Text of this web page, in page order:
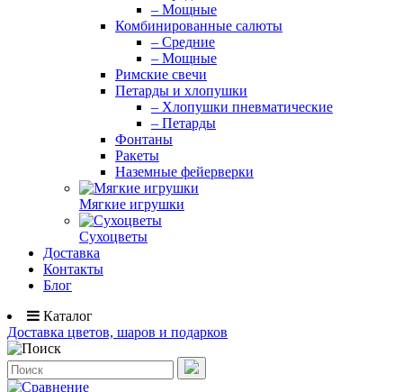
– Мощные
Комбинированные салюты
– Средние
– Мощные
Римские свечи
Петарды и хлопушки
– Хлопушки пневматические
– Петарды
Фонтаны
Ракеты
Наземные фейерверки
Мягкие игрушки
Сухоцветы
Доставка
Контакты
Блог
Каталог
Доставка цветов, шаров и подарков